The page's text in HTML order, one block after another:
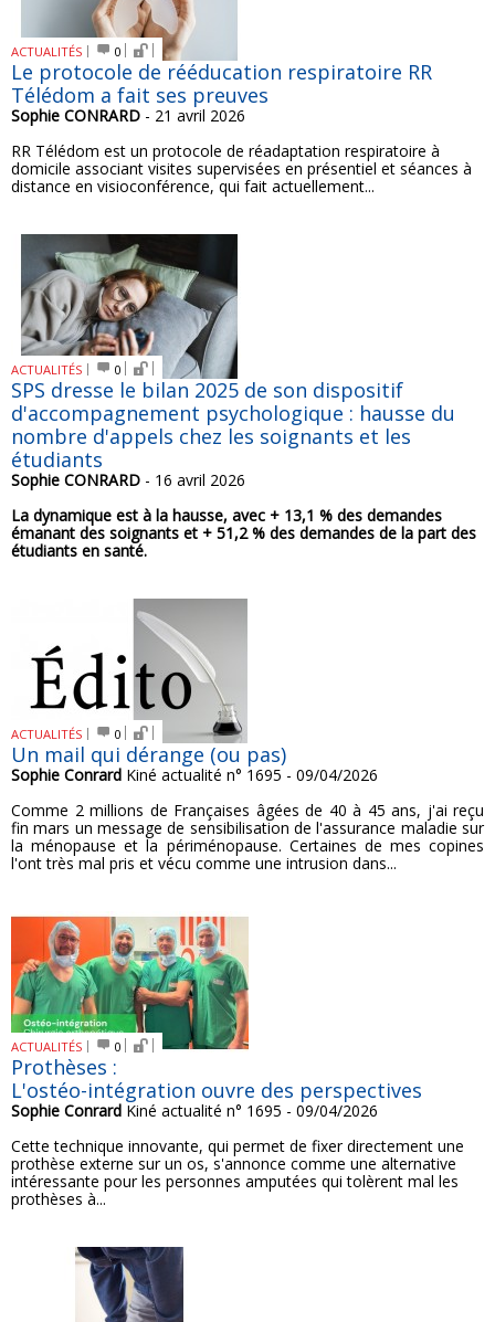
ACTUALITÉS 0
Le protocole de rééducation respiratoire RR
Télédom a fait ses preuves
Sophie CONRARD - 21 avril 2026
RR Télédom est un protocole de réadaptation respiratoire à
domicile associant visites supervisées en présentiel et séances à
distance en visioconférence, qui fait actuellement...
ACTUALITÉS 0
SPS dresse le bilan 2025 de son dispositif
d'accompagnement psychologique : hausse du
nombre d'appels chez les soignants et les
étudiants
Sophie CONRARD - 16 avril 2026
La dynamique est à la hausse, avec + 13,1 % des demandes
émanant des soignants et + 51,2 % des demandes de la part des
étudiants en santé.
ACTUALITÉS 0
Un mail qui dérange (ou pas)
Sophie Conrard Kiné actualité n° 1695 - 09/04/2026
Comme 2 millions de Françaises âgées de 40 à 45 ans, j'ai reçu
fin mars un message de sensibilisation de l'assurance maladie sur
la ménopause et la périménopause. Certaines de mes copines
l'ont très mal pris et vécu comme une intrusion dans...
ACTUALITÉS 0
Prothèses :
L'ostéo-intégration ouvre des perspectives
Sophie Conrard Kiné actualité n° 1695 - 09/04/2026
Cette technique innovante, qui permet de fixer directement une
prothèse externe sur un os, s'annonce comme une alternative
intéressante pour les personnes amputées qui tolèrent mal les
prothèses à...